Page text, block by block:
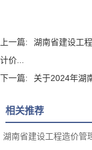
上一篇:
湖南省建设工
计价...
下一篇:
关于2024年湖
相关推荐
湖南省建设工程造价管